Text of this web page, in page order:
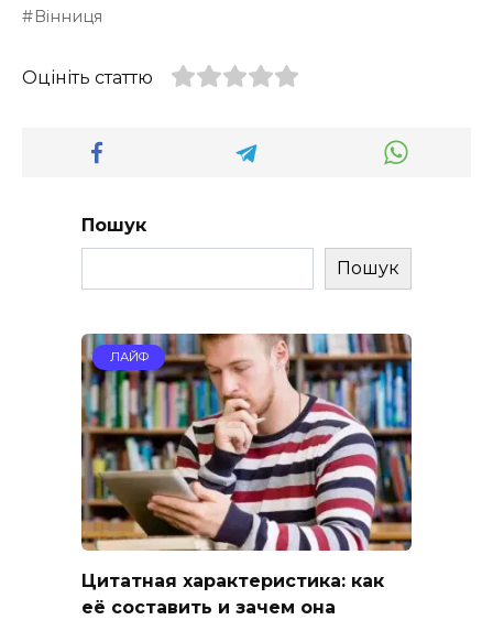
Вінниця
Оцініть статтю
Пошук
Пошук
ЛАЙФ
Цитатная характеристика: как
её составить и зачем она